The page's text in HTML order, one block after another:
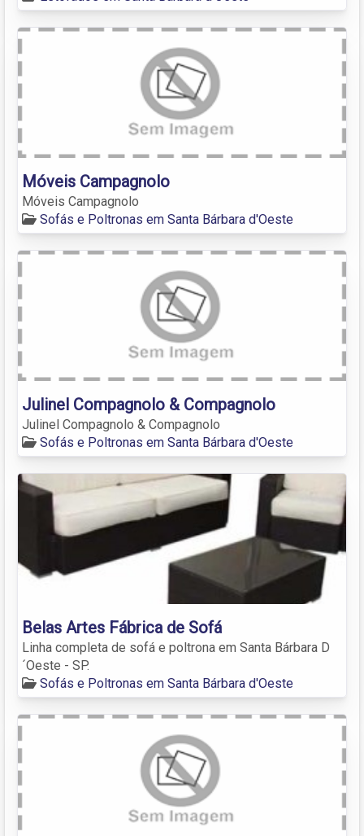
Móveis Campagnolo
Móveis Campagnolo
Sofás e Poltronas em Santa Bárbara d'Oeste
Julinel Compagnolo & Compagnolo
Julinel Compagnolo & Compagnolo
Sofás e Poltronas em Santa Bárbara d'Oeste
Belas Artes Fábrica de Sofá
Linha completa de sofá e poltrona em Santa Bárbara D
´Oeste - SP.
Sofás e Poltronas em Santa Bárbara d'Oeste